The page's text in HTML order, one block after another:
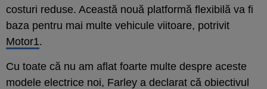
costuri reduse. Această nouă platformă flexibilă va fi
baza pentru mai multe vehicule viitoare, potrivit
Motor1.
Cu toate că nu am aflat foarte multe despre aceste
modele electrice noi, Farley a declarat că obiectivul